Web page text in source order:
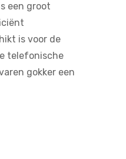
een groot
is voor de
telefonische
gokker een